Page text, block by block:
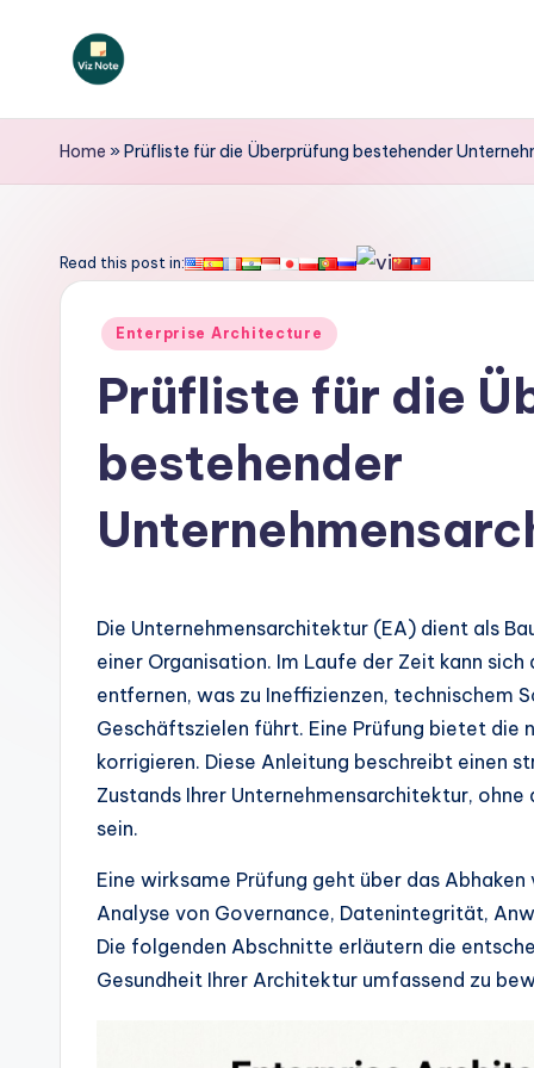
V
iz
o
A
In
si
Home »Prüfliste für die Überprüfung bestehender
Read this post in:
Posted
Enterprise Architecture
Prüfliste für die
bestehender
Die Unternehmensarchitektur (EA) dient als
einer Organisation. Im Laufe der Zeit kann
entfernen, was zu Ineffizienzen, technischem
Geschäftszielen führt. Eine Prüfung bietet die
korrigieren. Diese Anleitung beschreibt einen
Zustands Ihrer Unternehmensarchitektur,
sein.
Eine wirksame Prüfung geht über das
Analyse von Governance, Datenintegrität,
Die folgenden Abschnitte erläutern die
Gesundheit Ihrer Architektur umfassend zu